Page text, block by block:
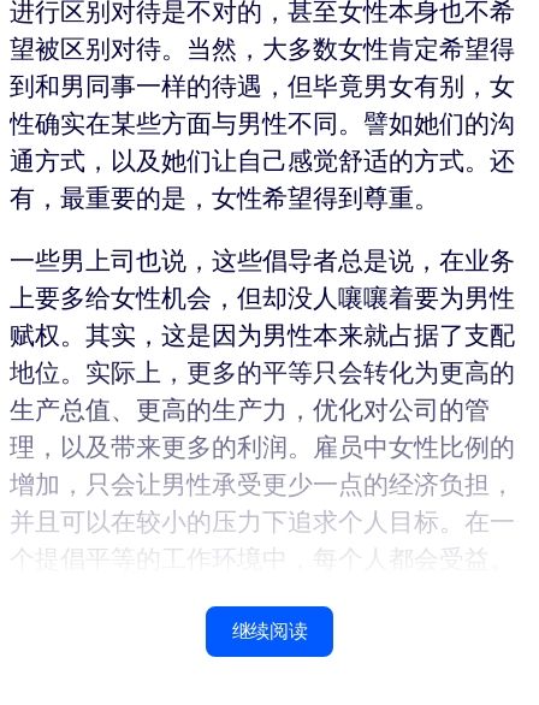
进行区别对待是不对的，甚至女性本身也不希
望被区别对待。当然，大多数女性肯定希望得
到和男同事一样的待遇，但毕竟男女有别，女
性确实在某些方面与男性不同。譬如她们的沟
通方式，以及她们让自己感觉舒适的方式。还
有，最重要的是，女性希望得到尊重。
一些男上司也说，这些倡导者总是说，在业务
上要多给女性机会，但却没人嚷嚷着要为男性
赋权。其实，这是因为男性本来就占据了支配
地位。实际上，更多的平等只会转化为更高的
生产总值、更高的生产力，优化对公司的管
理，以及带来更多的利润。雇员中女性比例的
增加，只会让男性承受更少一点的经济负担，
并且可以在较小的压力下追求个人目标。在一
个提倡平等的工作环境中，每个人都会受益。
继续阅读